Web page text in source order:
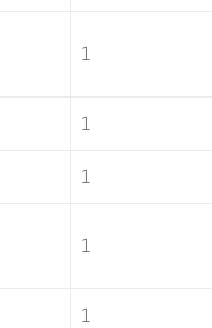
1
1
1
1
1